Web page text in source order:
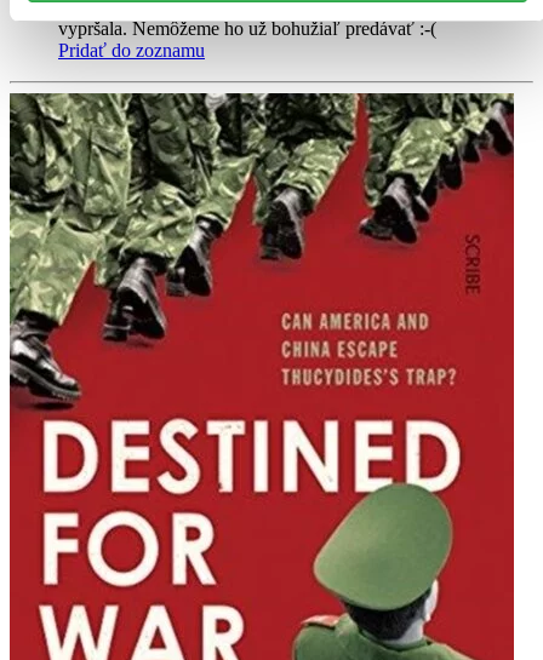
Ach, mrzí nás to, ale platnosť licencie na predaj tohto titulu
vypršala. Nemôžeme ho už bohužiaľ predávať :-(
Pridať do zoznamu